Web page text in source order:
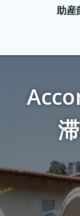
助産